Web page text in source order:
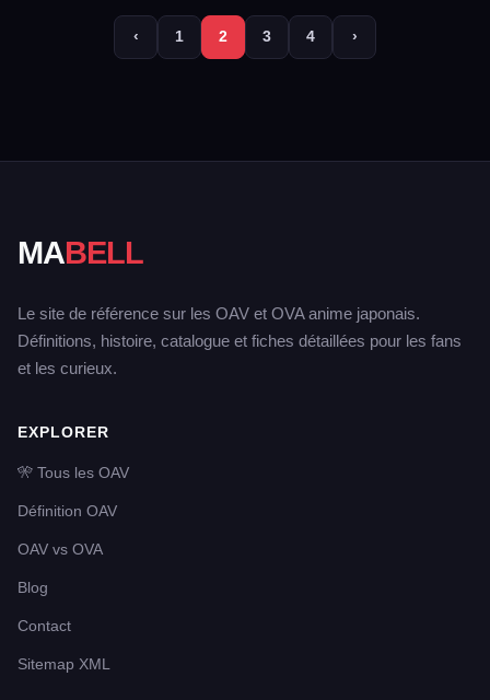
‹ 1 2 3 4 ›
MABELL
Le site de référence sur les OAV et OVA anime japonais.
Définitions, histoire, catalogue et fiches détaillées pour les fans
et les curieux.
EXPLORER
🎌 Tous les OAV
Définition OAV
OAV vs OVA
Blog
Contact
Sitemap XML